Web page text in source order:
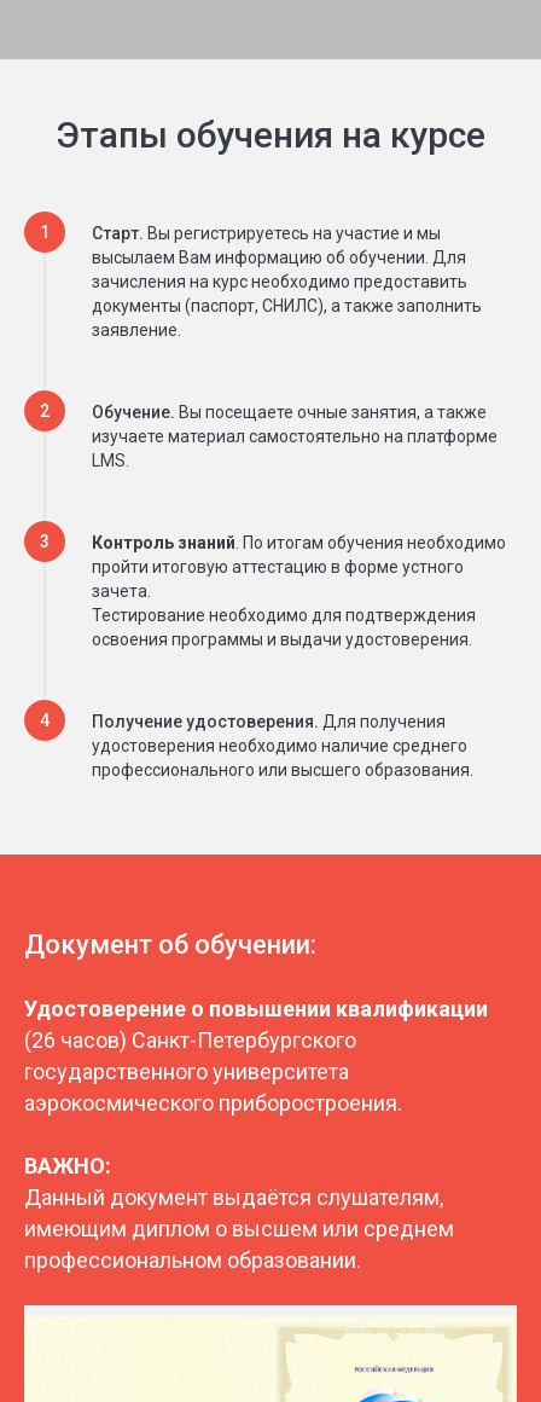
Этапы обучения на курсе
Старт. Вы регистрируетесь на участие и мы
высылаем Вам информацию об обучении. Для
зачисления на курс необходимо предоставить
документы (паспорт, СНИЛС), а также заполнить
заявление.
Обучение. Вы посещаете очные занятия, а также
изучаете материал самостоятельно на платформе
LMS.
Контроль знаний. По итогам обучения необходимо
пройти итоговую аттестацию в форме устного
зачета.
Тестирование необходимо для подтверждения
освоения программы и выдачи удостоверения.
Получение удостоверения. Для получения
удостоверения необходимо наличие среднего
профессионального или высшего образования.
Документ об обучении:
Удостоверение о повышении квалификации
(26 часов) Санкт-Петербургского
государственного университета
аэрокосмического приборостроения.
ВАЖНО:
Данный документ выдаётся слушателям,
имеющим диплом о высшем или среднем
профессиональном образовании.